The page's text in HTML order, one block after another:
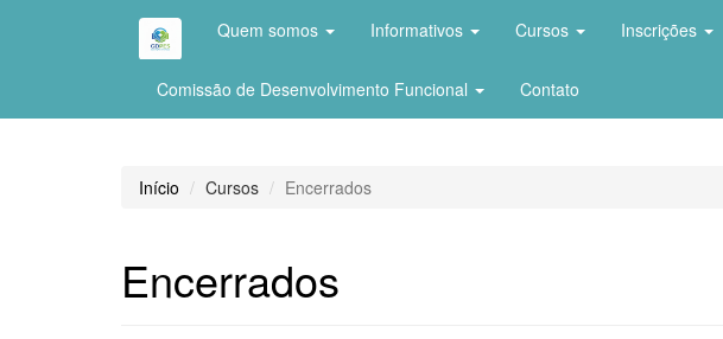
Quem somos Informativos Cursos Inscrições
Comissão de Desenvolvimento Funcional Contato
Início Cursos Encerrados
Encerrados